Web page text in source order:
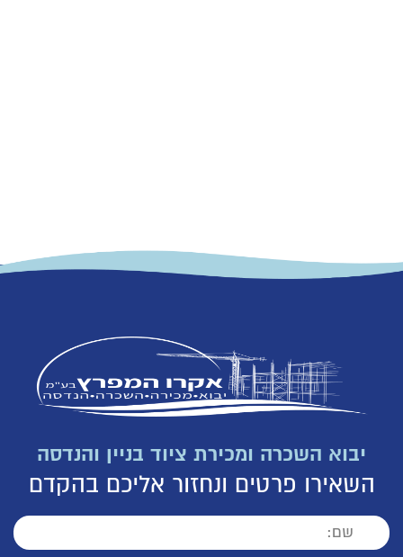
יבוא השכרה ומכירת ציוד בניין והנדסה
השאירו פרטים ונחזור אליכם בהקדם